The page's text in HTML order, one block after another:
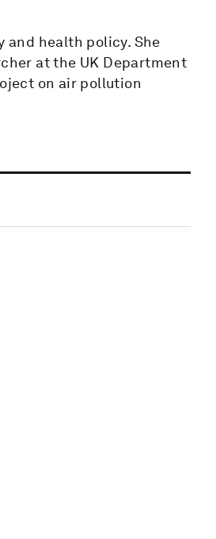
and health policy. She
at the UK Department
on air pollution